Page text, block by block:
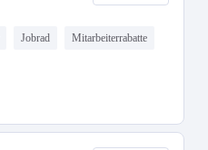
Jobrad Mitarbeiterrabatte